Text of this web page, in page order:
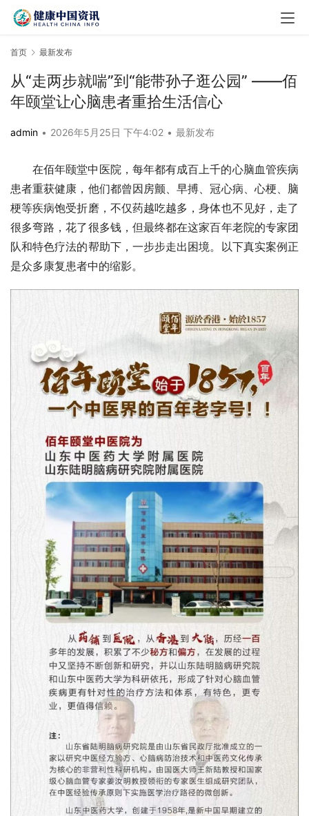
首页 最新发布
从“走两步就喘”到“能带孙子逛公园” ——佰
年颐堂让心脑患者重拾生活信心
admin • 2026年5月25日 下午4:02 • 最新发布
在佰年颐堂中医院，每年都有成百上千的心脑血管疾病
患者重获健康，他们都曾因房颤、早搏、冠心病、心梗、脑
梗等疾病饱受折磨，不仅药越吃越多，身体也不见好，走了
很多弯路，花了很多钱，但最终都在这家百年老院的专家团
队和特色疗法的帮助下，一步步走出困境。以下真实案例正
是众多康复患者中的缩影。